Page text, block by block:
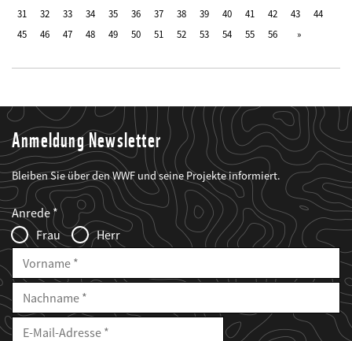
31
32 33 34 35 36 37 38 39 40 41 42 43
44
45
46 47 48 49 50 51 52 53 54 55 56
Anmeldung Newsletter
Bleiben Sie über den WWF und seine Projekte informiert.
Web2Case
Infofelder
Fieldset
anrede_name
Anrede
Frau
Herr
Vorname
Nachname
E-
Mailadresse
E-